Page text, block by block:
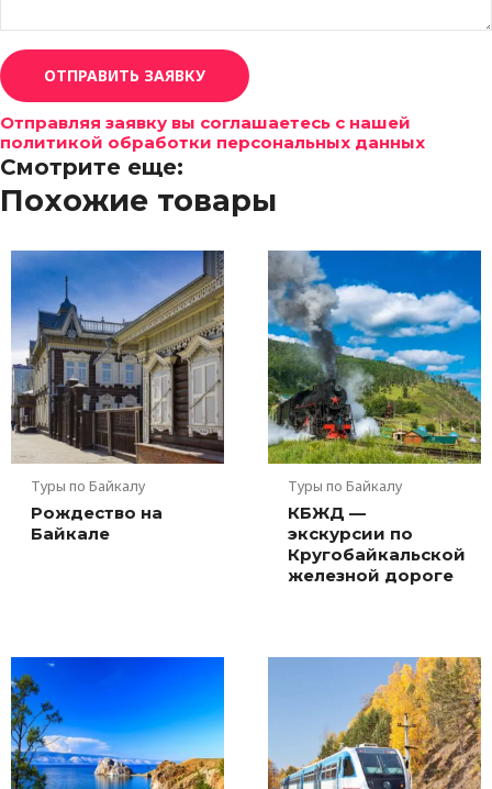
ОТПРАВИТЬ ЗАЯВКУ
Отправляя заявку вы соглашаетесь с нашей
политикой обработки персональных данных
Смотрите еще:
Похожие товары
Туры по Байкалу
Рождество на
Байкале
Туры по Байкалу
КБЖД —
экскурсии по
Кругобайкальской
железной дороге